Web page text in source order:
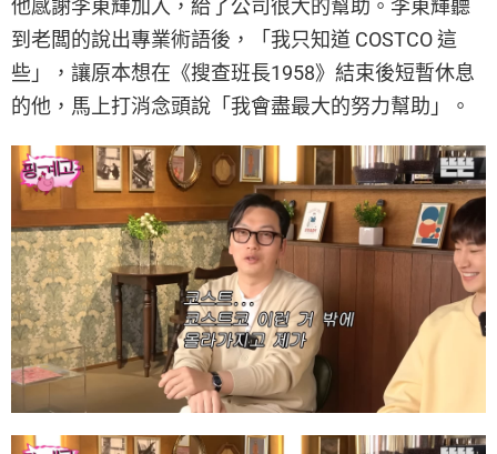
他感謝李東輝加入，給了公司很大的幫助。李東輝聽
到老闆的說出專業術語後，「我只知道 COSTCO 這
些」，讓原本想在《搜查班長1958》結束後短暫休息
的他，馬上打消念頭說「我會盡最大的努力幫助」。